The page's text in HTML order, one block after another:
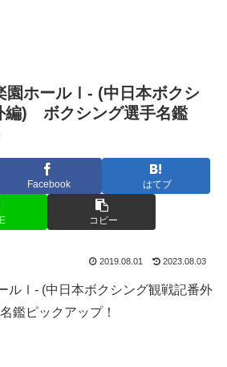
園ホールⅠ- (中日本ボクシ
編) ボクシング選手名鑑
Facebook はてブ
コピー
2019.08.01 2023.08.03
ルⅠ- (中日本ボクシング観戦記番外
鑑ピックアップ！